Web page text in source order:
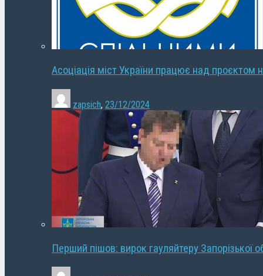
Асоціація міст України працює над проєктом
zapsich, 23/12/2024
Перший пішов: вирок гауляйтеру Запорізької